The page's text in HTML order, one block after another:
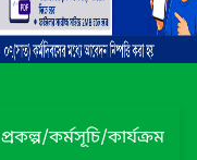
প্রকল্প/কর্মসূচি/কার্যক্রম